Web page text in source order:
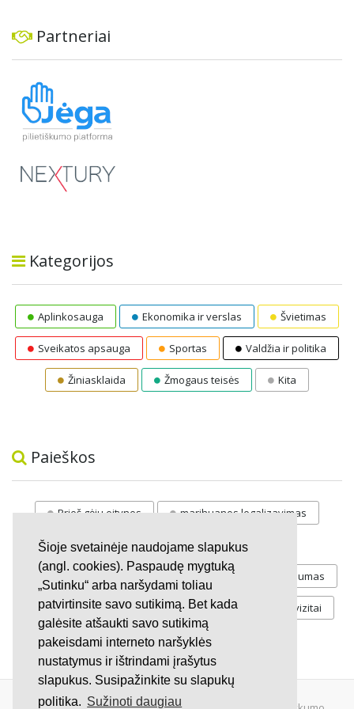
Šioje svetainėje naudojame slapukus
(angl. cookies). Paspaudę mygtuką
„Sutinku“ arba naršydami toliau
patvirtinsite savo sutikimą. Bet kada
galėsite atšaukti savo sutikimą
pakeisdami interneto naršyklės
nustatymus ir ištrindami įrašytus
slapukus. Susipažinkite su slapukų
politika. Sužinoti daugiau
Partneriai
Kategorijos
Aplinkosauga Ekonomika ir verslas Švietimas
Sveikatos apsauga Sportas Valdžia ir politika
Žiniasklaida Žmogaus teisės Kita
Paieškos
Prieš gėju eitynes marihuanos legalizavimas
STOP vaiku atemimas
Pilnos moksleivių vasaros atostogos referendumas
Keliu jaunystės Valandos Rekvizitai
Investicijos